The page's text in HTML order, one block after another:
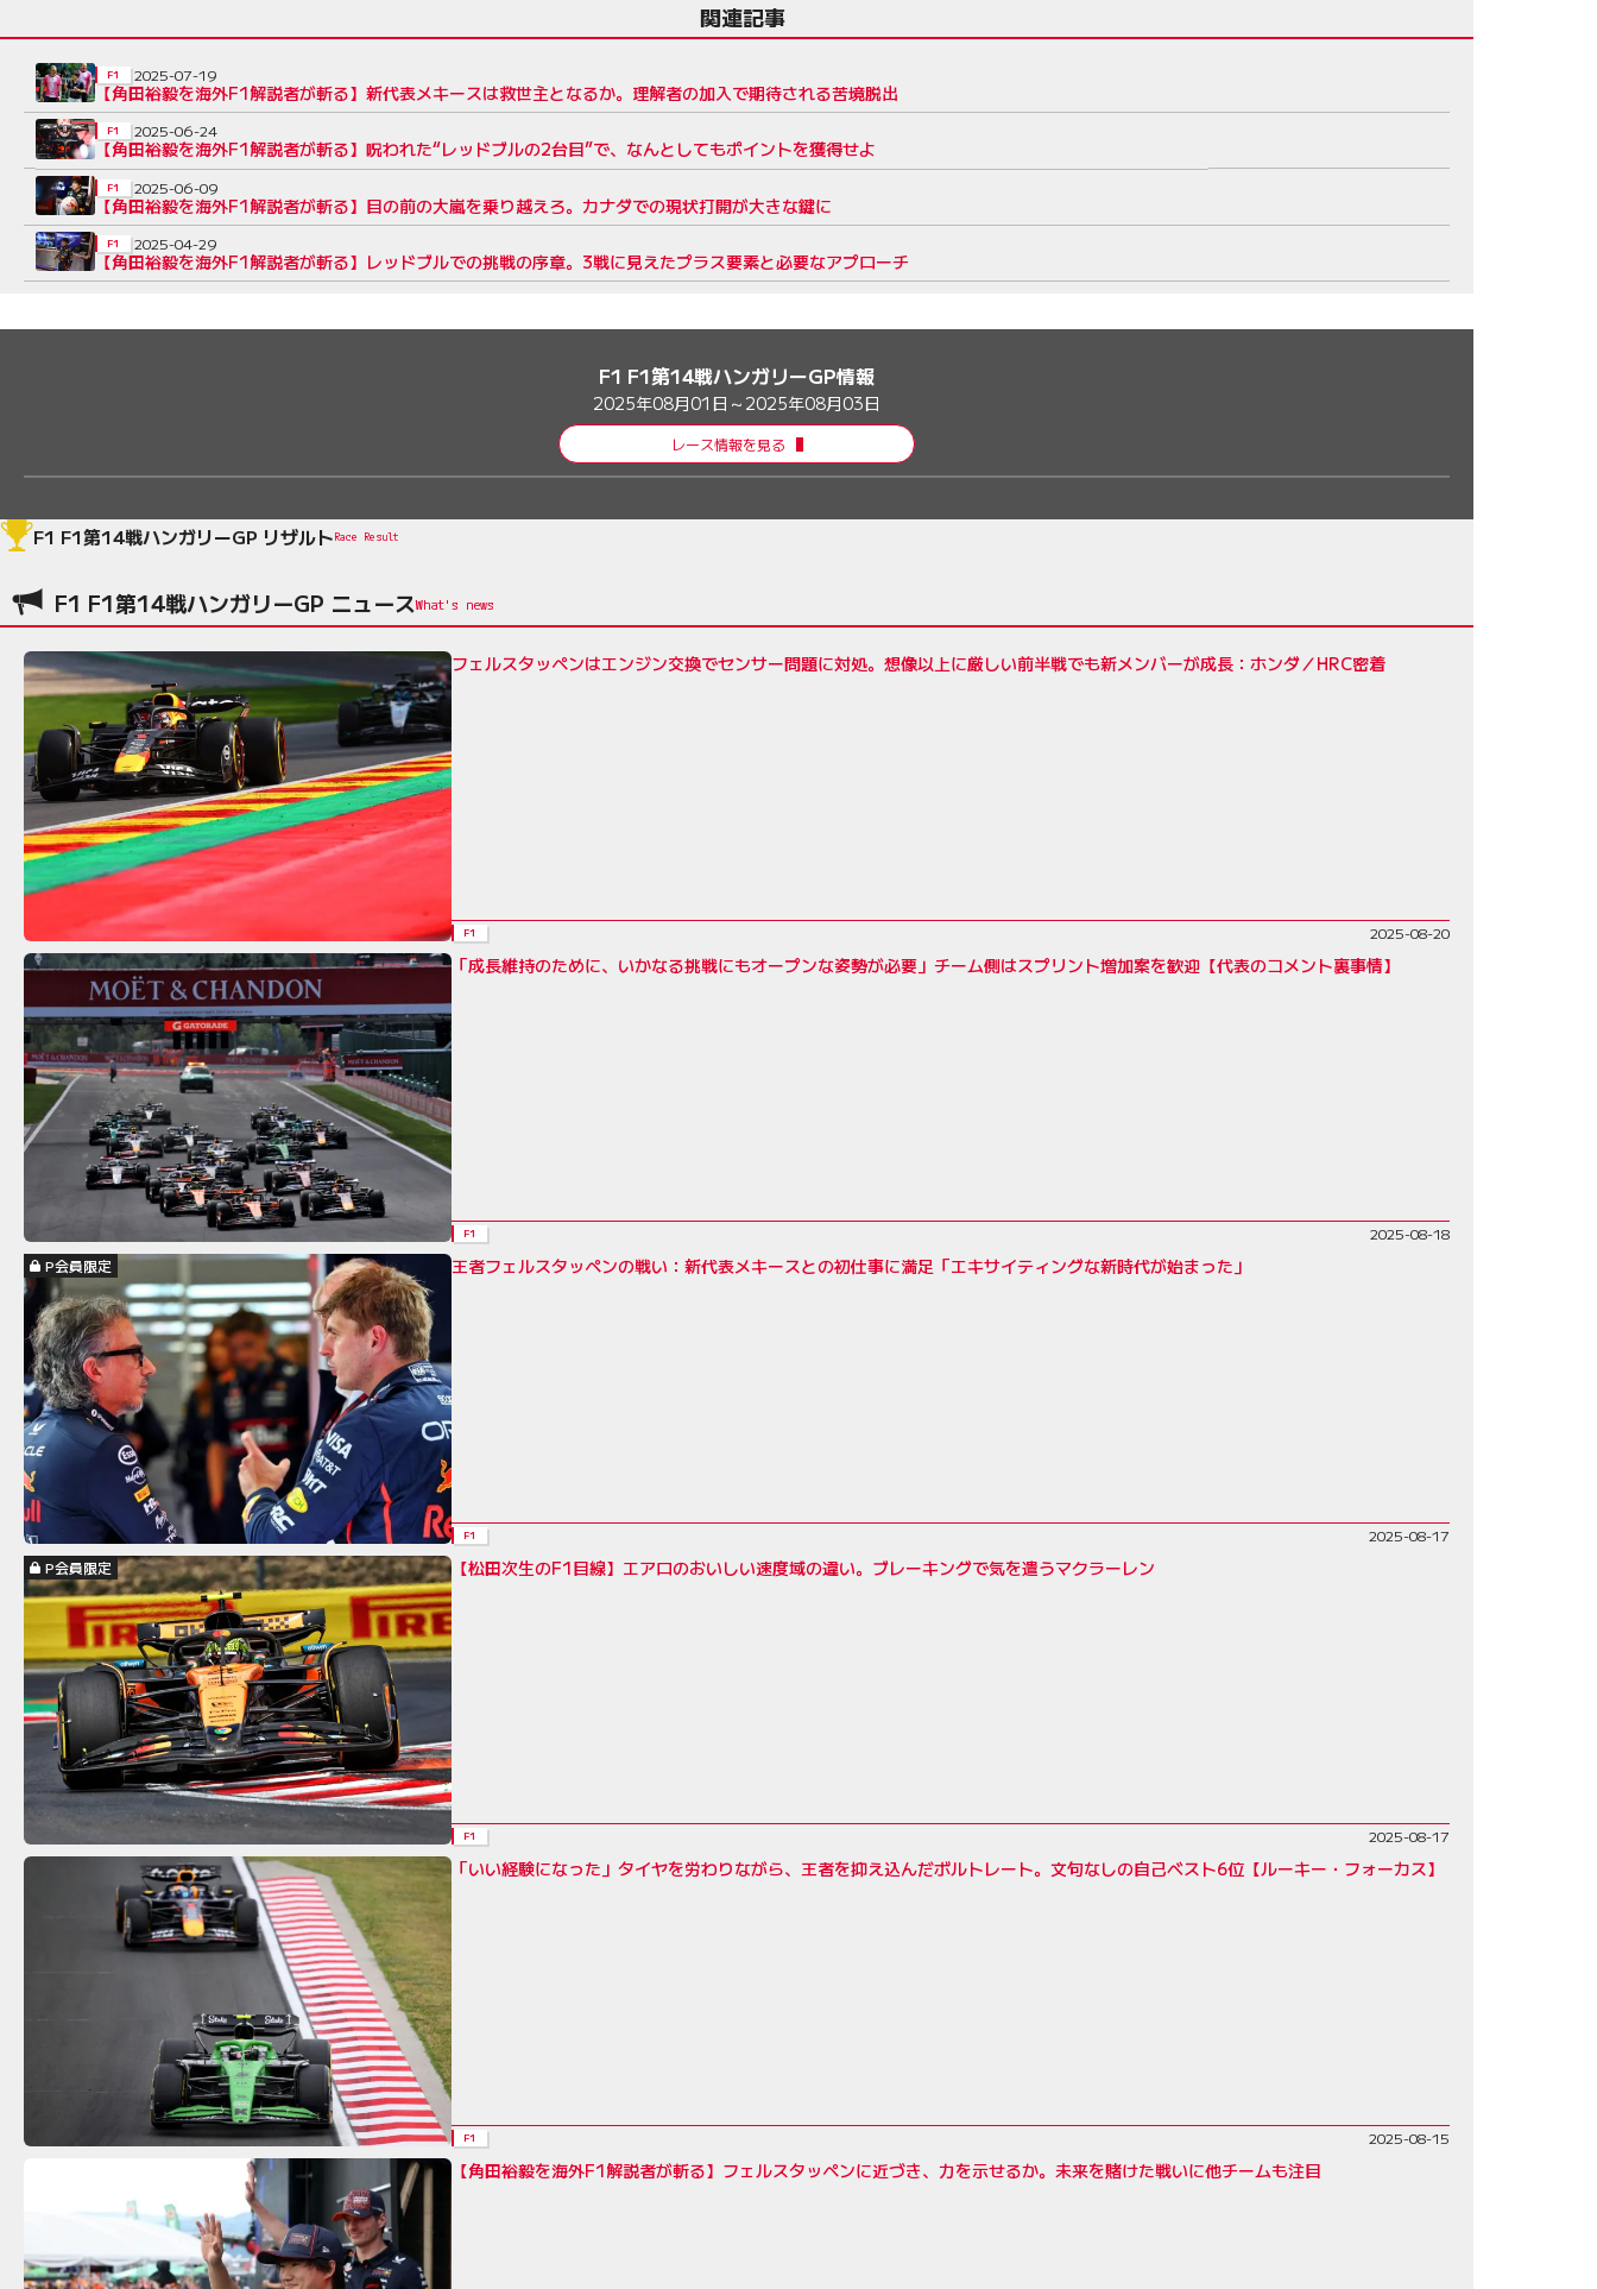
関連記事
【角田裕毅を海外F1解説者が斬る】新代表メキースは救世主となるか。理解者の加入で期待される苦境脱出
F1 2025-07-19
【角田裕毅を海外F1解説者が斬る】呪われた“レッドブルの2台目”で、なんとしてもポイントを獲得せよ
F1 2025-06-24
【角田裕毅を海外F1解説者が斬る】目の前の大嵐を乗り越えろ。カナダでの現状打開が大きな鍵に
F1 2025-06-09
【角田裕毅を海外F1解説者が斬る】レッドブルでの挑戦の序章。3戦に見えたプラス要素と必要なアプローチ
F1 2025-04-29
F1 F1第14戦ハンガリーGP情報
2025年08月01日～2025年08月03日
レース情報を見る
F1 F1第14戦ハンガリーGP リザルトRace Result
F1 F1第14戦ハンガリーGP ニュース
フェルスタッペンはエンジン交換でセンサー問題に対処。想像以上に厳しい前半戦でも新メンバーが成長：ホンダ／HRC密着
F1 2025-08-20
「成長維持のために、いかなる挑戦にもオープンな姿勢が必要」チーム側はスプリント増加案を歓迎【代表のコメント裏事情】
F1
2025-08-18
P会員限定
王者フェルスタッペンの戦い：新代表メキースとの初仕事に満足「エキサイティングな新時代が始まった」
F1
2025-08-17
P会員限定
【松田次生のF1目線】エアロのおいしい速度域の違い。ブレーキングで気を遣うマクラーレン
F1 2025-08-17
「いい経験になった」タイヤを労わりながら、王者を抑え込んだボルトレート。文句なしの自己ベスト6位【ルーキー・フォーカス】
F1 2025-08-15
【角田裕毅を海外F1解説者が斬る】フェルスタッペンに近づき、力を示せるか。未来を賭けた戦いに他チームも注目